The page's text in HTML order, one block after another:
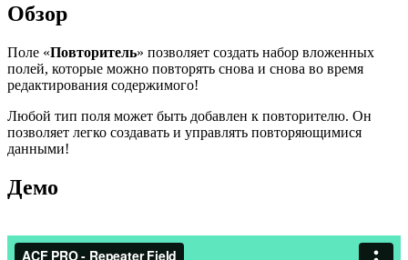
Обзор
Поле «Повторитель» позволяет создать набор вложенных
полей, которые можно повторять снова и снова во время
редактирования содержимого!
Любой тип поля может быть добавлен к повторителю. Он
позволяет легко создавать и управлять повторяющимися
данными!
Демо